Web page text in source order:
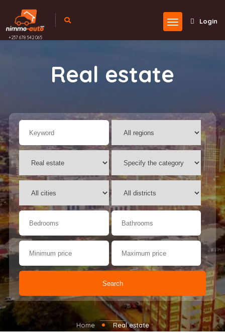
+237 678 542 065
Login
Real estate
Search
Home Real estate